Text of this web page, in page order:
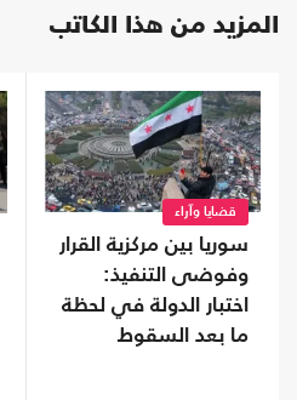
المزيد من هذا الكاتب
قضايا وآراء
سوريا بين مركزية القرار
وفوضى التنفيذ:
اختبار الدولة في لحظة
ما بعد السقوط